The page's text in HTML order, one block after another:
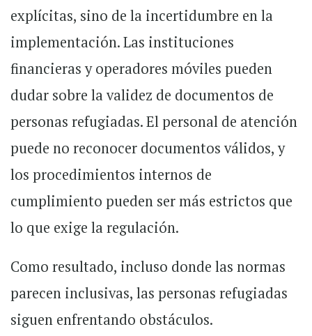
explícitas, sino de la incertidumbre en la
implementación. Las instituciones
financieras y operadores móviles pueden
dudar sobre la validez de documentos de
personas refugiadas. El personal de atención
puede no reconocer documentos válidos, y
los procedimientos internos de
cumplimiento pueden ser más estrictos que
lo que exige la regulación.
Como resultado, incluso donde las normas
parecen inclusivas, las personas refugiadas
siguen enfrentando obstáculos.